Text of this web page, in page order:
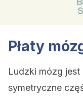
Płaty
Ludzki mózg
symetryczne